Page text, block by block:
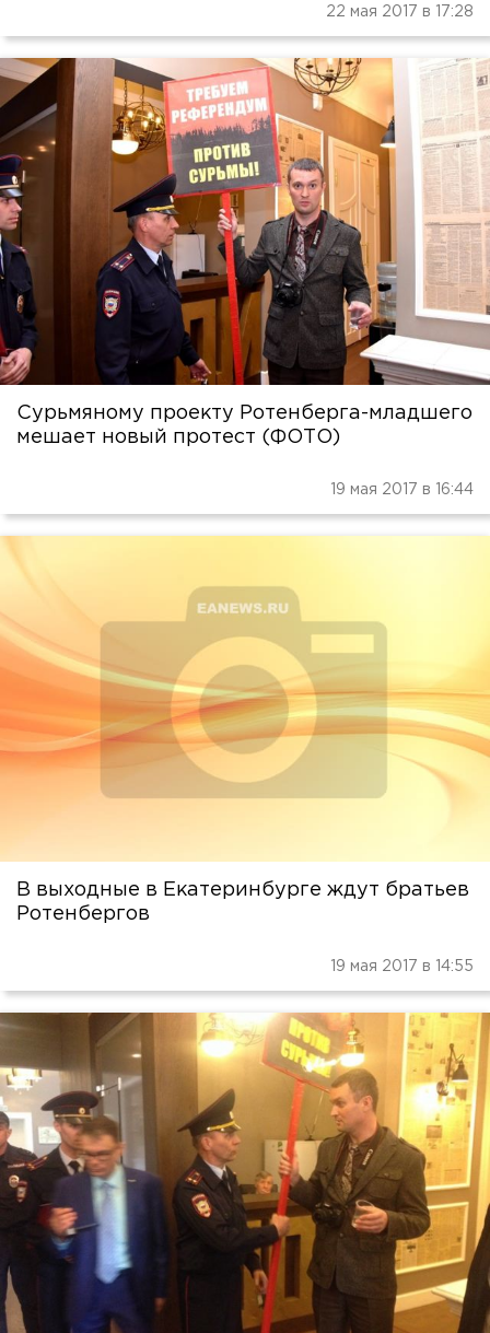
22 мая 2017 в 17:28
Сурьмяному проекту Ротенберга-младшего
мешает новый протест (ФОТО)
19 мая 2017 в 16:44
В выходные в Екатеринбурге ждут братьев
Ротенбергов
19 мая 2017 в 14:55